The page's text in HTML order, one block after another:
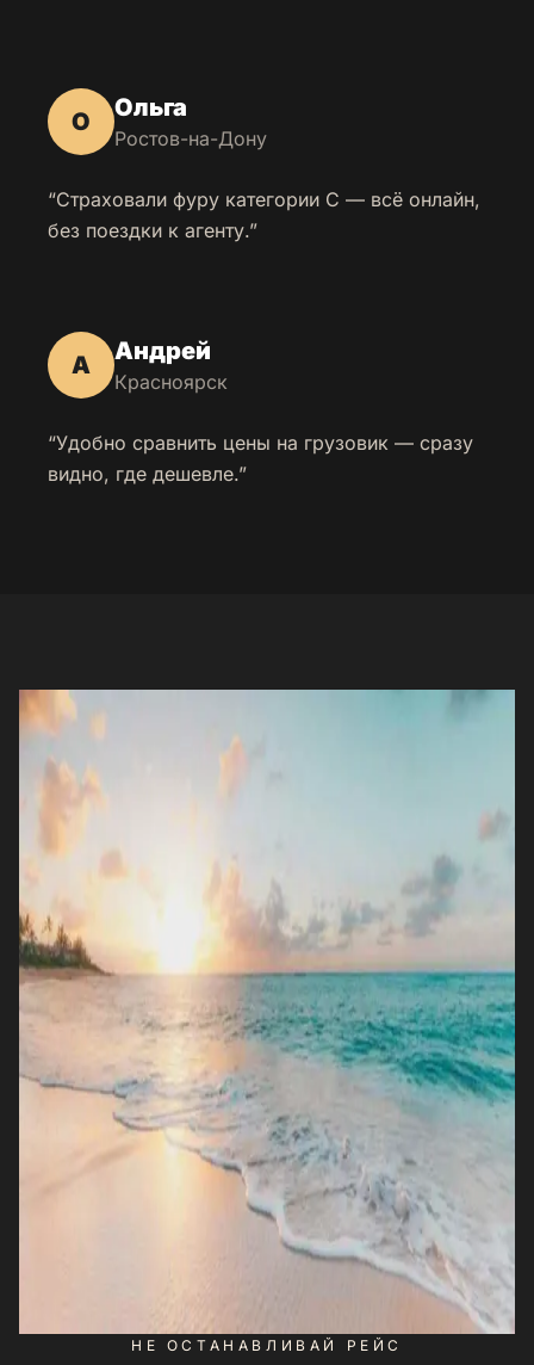
О Ольга
Ростов-на-Дону
“Страховали фуру категории C — всё онлайн,
без поездки к агенту.”
А Андрей
Красноярск
“Удобно сравнить цены на грузовик — сразу
видно, где дешевле.”
НЕ ОСТАНАВЛИВАЙ РЕЙС